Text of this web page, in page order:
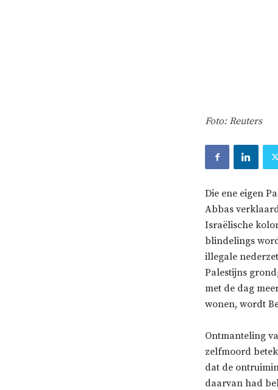
Foto: Reuters
Die ene eigen
Abbas
Israëlische
blindelings
illegale
Palestijns
met de dag
wonen, wordt
Ontmanteling
zelfmoord
dat de
daarvan had